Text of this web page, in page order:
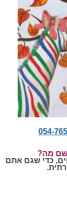
מה?
כדי שגם אתם